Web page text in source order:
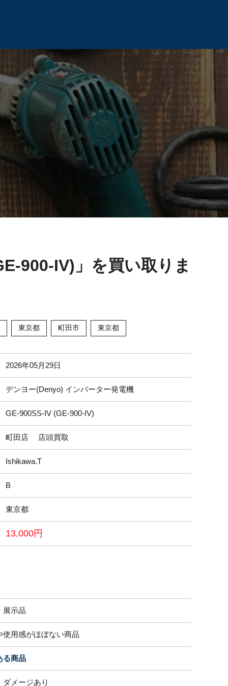
900-IV)」を買い取りま
東京都 町田市 東京都
2026年05月29日
デンヨー(Denyo) インバーター発電機
GE-900SS-IV (GE-900-IV)
町田店 店頭買取
Ishikawa.T
B
東京都
13,000円
展示品
使用感がほぼない商品
る商品
ダメージあり